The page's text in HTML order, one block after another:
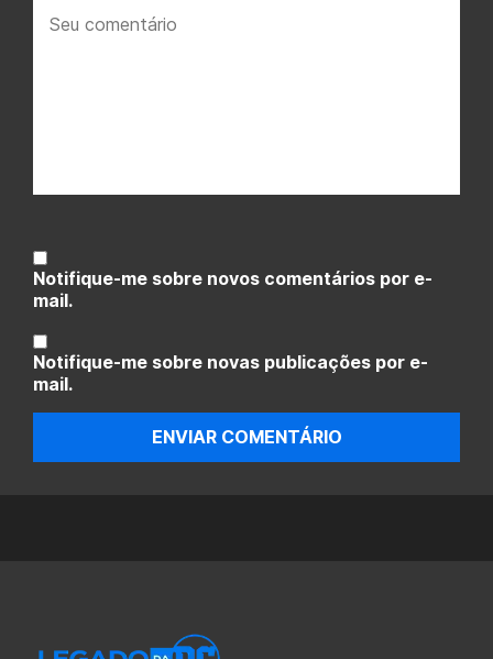
comentário:
Notifique-me sobre novos comentários por e-
mail.
Notifique-me sobre novas publicações por e-
mail.
ENVIAR COMENTÁRIO